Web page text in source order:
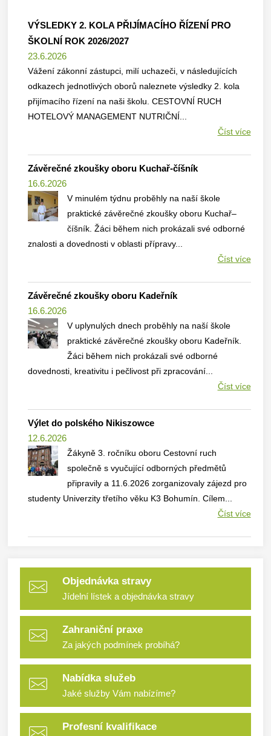
VÝSLEDKY 2. KOLA PŘIJÍMACÍHO ŘÍZENÍ PRO
ŠKOLNÍ ROK 2026/2027
23.6.2026
Vážení zákonní zástupci, milí uchazeči, v následujících
odkazech jednotlivých oborů naleznete výsledky 2. kola
přijímacího řízení na naši školu. CESTOVNÍ RUCH
HOTELOVÝ MANAGEMENT NUTRIČNÍ...
Číst více
Závěrečné zkoušky oboru Kuchař-číšník
16.6.2026
V minulém týdnu proběhly na naší škole
praktické závěrečné zkoušky oboru Kuchař–
číšník. Žáci během nich prokázali své odborné
znalosti a dovednosti v oblasti přípravy...
Číst více
Závěrečné zkoušky oboru Kadeřník
16.6.2026
V uplynulých dnech proběhly na naší škole
praktické závěrečné zkoušky oboru Kadeřník.
Žáci během nich prokázali své odborné
dovednosti, kreativitu i pečlivost při zpracování...
Číst více
Výlet do polského Nikiszowce
12.6.2026
Žákyně 3. ročníku oboru Cestovní ruch
společně s vyučující odborných předmětů
připravily a 11.6.2026 zorganizovaly zájezd pro
studenty Univerzity třetího věku K3 Bohumín. Cílem...
Číst více
Objednávka stravy
Jídelní lístek a objednávka stravy
Zahraniční praxe
Za jakých podmínek probíhá?
Nabídka služeb
Jaké služby Vám nabízíme?
Profesní kvalifikace